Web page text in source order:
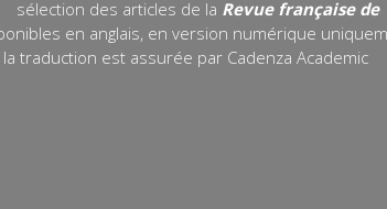
sélection des articles de la Revue française de
en anglais, en version numérique
traduction est assurée par Cadenza Academic